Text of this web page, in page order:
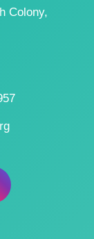
Colony,